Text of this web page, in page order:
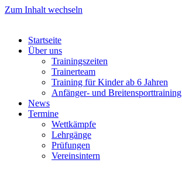
Zum Inhalt wechseln
Startseite
Über uns
Trainingszeiten
Trainerteam
Training für Kinder ab 6 Jahren
Anfänger- und Breitensporttraining
News
Termine
Wettkämpfe
Lehrgänge
Prüfungen
Vereinsintern